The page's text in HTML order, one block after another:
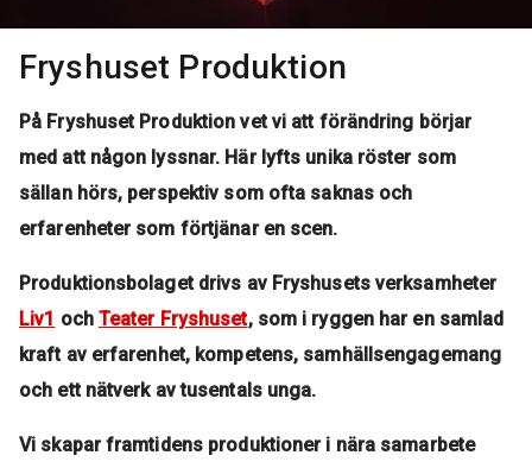
Fryshuset Produktion
På Fryshuset Produktion vet vi att förändring börjar
med att någon lyssnar. Här lyfts unika röster som
sällan hörs, perspektiv som ofta saknas och
erfarenheter som förtjänar en scen.
Produktionsbolaget drivs av Fryshusets verksamheter
Liv1 och Teater Fryshuset, som i ryggen har en samlad
kraft av erfarenhet, kompetens, samhällsengagemang
och ett nätverk av tusentals unga.
Vi skapar framtidens produktioner i nära samarbete